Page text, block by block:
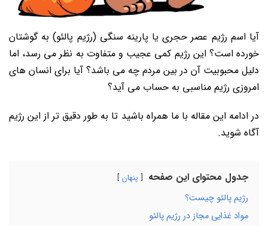
آیا اسم رژیم عصر حجری یا پارینه سنگی (رژیم پالئو) به گوشتان
خورده است؟ این رژیم کمی عجیب و متفاوت به نظر می رسد، اما
دلیل محبوبیت آن در بین مردم چه می باشد؟ آیا برای انسان های
امروزی رژیم مناسبی به حساب می آید؟
در ادامه این مقاله با ما همراه باشید تا به طور دقیق تر از این رژیم
آگاه شوید.
جدول محتوای این صفحه پنهان
رژیم پالئو چیست؟
مواد غذایی مجاز در رژیم پالئو